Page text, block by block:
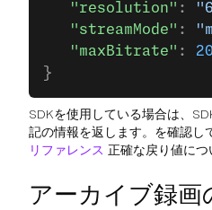
   "resolution"
:
   "streamMode"
:
   "maxBitrate"
:
}
SDKを使用している場合は、
記の情報を返します。を確認し
リファレンス 正確な戻り値につ
アーカイブ録画